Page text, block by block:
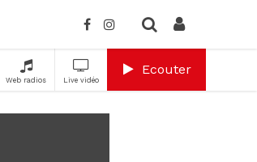
Web radios Live vidéo
Ecouter